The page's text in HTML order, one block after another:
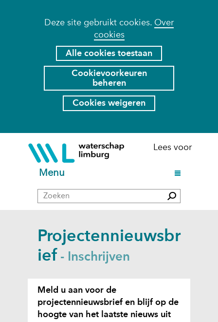
Cookies
toestaan?
Deze site gebruikt cookies. Over
cookies
kan
gebruik
cookies
website
worden
toegestaan
geweigerd.
Alle cookies toestaan
Cookievoorkeuren
beheren
Cookies weigeren
naar
Lees voor
Menu
t
k
a
p
p
e
Zoeken Zoeken
Projectennieuwsbr
ief- Inschrijven
Meld u aan voor de
projectennieuwsbrief en blijf op de
hoogte van het laatste nieuws uit